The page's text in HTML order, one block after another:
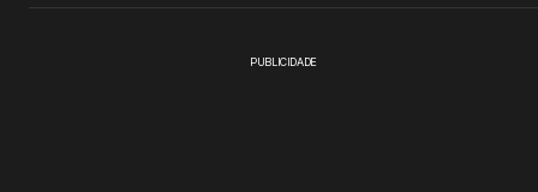
PUBLICIDADE